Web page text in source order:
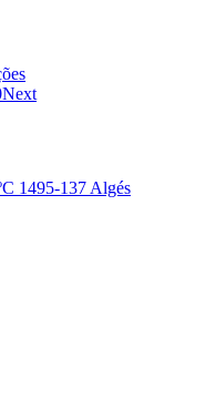
Next
1495-137 Algés